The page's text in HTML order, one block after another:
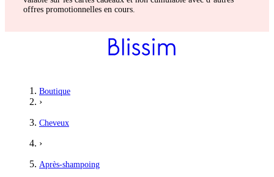
offres promotionnelles en cours.
Boutique
›
Cheveux
›
Après-shampoing